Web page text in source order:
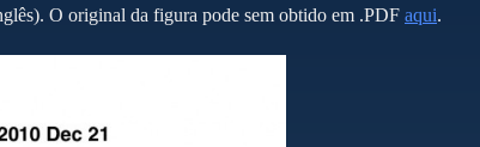
O original da figura pode sem obtido em .PDF aqui.